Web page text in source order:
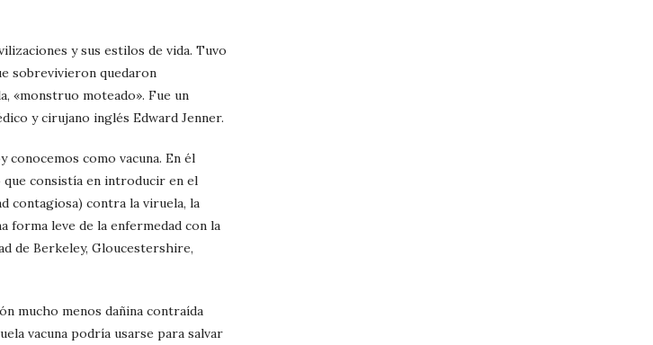
y sus estilos de vida. Tuvo
sobrevivieron quedaron
«monstruo moteado». Fue un
y cirujano inglés Edward Jenner.
como vacuna. En él
consistía en introducir en el
contagiosa) contra la viruela, la
forma leve de la enfermedad con la
de Berkeley, Gloucestershire,
mucho menos dañina contraída
vacuna podría usarse para salvar